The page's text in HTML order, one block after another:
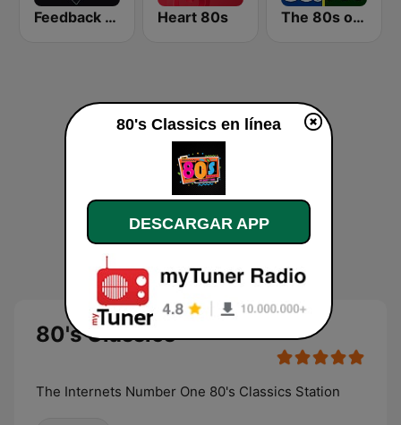
Feedback 80s Heart 80s The 80s on the 80s
80's Classics
The Internets Number One 80's Classics Station
80's Classics en línea
DESCARGAR APP